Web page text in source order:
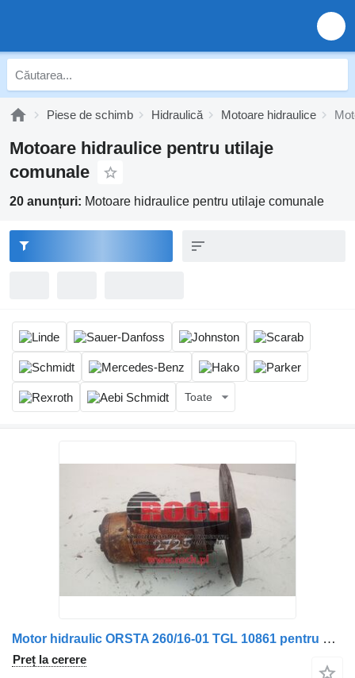
Piese de schimb Hidraulică Motoare hidraulice
Motoare hidraulice pentru utilaje
comunale
20 anunțuri: Motoare hidraulice pentru utilaje comunale
Toate
Motor hidraulic ORSTA 260/16-01 TGL 10861 pentru maşina de măturat stradă Mercedes-Benz
Preț la cerere